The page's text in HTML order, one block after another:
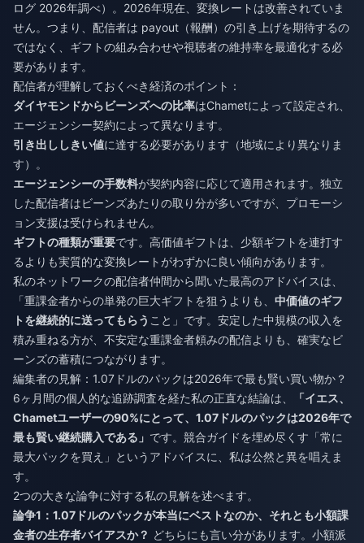
ログ 2026年調べ）。2026年現在、変換レートは改善されていま
せん。つまり、配信者は payout（報酬）の引き上げを期待するの
ではなく、ギフトの組み合わせや視聴者の維持率を最適化する必
要があります。
配信者が理解しておくべき経済のポイント：
ダイヤモンドからビーンズへの比率はChametによって設定され、
エージェンシー契約によって異なります。
引き出ししきい値に達する必要があります（地域により異なりま
す）。
エージェンシーの手数料が契約内容に応じて適用されます。独立
した配信者はビーンズあたりの取り分が多いですが、プロモーシ
ョン支援は受けられません。
ギフトの種類が重要です。高価値ギフトは、少額ギフトを連打す
るよりも実質的な変換レートがわずかに良い傾向があります。
私のネットワークの配信者仲間から聞いた最高のアドバイスは、
「重課金者からの単発の巨大ギフトを狙うよりも、 中価値のギフ
トを継続的に送ってもらう こと」です。安定した中規模の収入を
積み重ねる方が、不安定な重課金者頼みの配信よりも、確実なビ
ーンズの蓄積につながります。
編集者の見解：1.07ドルのパックは2026年で最も賢い買い物か？
6ヶ月間の個人的な追跡調査を経た私の正直な結論は、
「イエス、
Chametユーザーの90%にとって、1.07ドルのパックは2026年で
最も賢い継続購入である」 です。競合ガイドを埋め尽くす「常に
最大パックを買え」というアドバイスに、私は公然と異を唱えま
す。
2つの大きな論争に対する私の見解を述べます。
論争1：1.07ドルのパックが本当にベストなのか、それとも小額課
金者の生存者バイアスか？ どちらにも言い分があります。小額派